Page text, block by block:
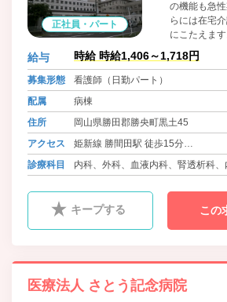
正社員・パート
の機能も急
らには在宅
にこたえます
給与 時給 時給1,406～1,718円
募集形態
看護師（日勤パート）
配属
病棟
住所
岡山県勝田郡勝央町黒土45
アクセス
姫新線 勝間田駅 徒歩15分
バス 勝央町ふれあいバス さとう記
診療科目
内科、外科、血液内科、腎透析科
キープする この
医療法人 さとう記念病院